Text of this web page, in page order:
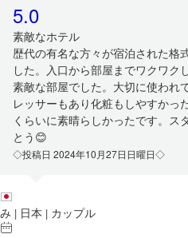
5.0
素敵なホテル
歴代の有名な方々が宿泊された格
した。入口から部屋までワクワク
素敵な部屋でした。大切に使われ
レッサーもあり化粧もしやすかっ
くらいに素晴らしかったです。ス
とう😊
◇投稿日 2024年10月27日日曜日◇
み | 日本 | カップル